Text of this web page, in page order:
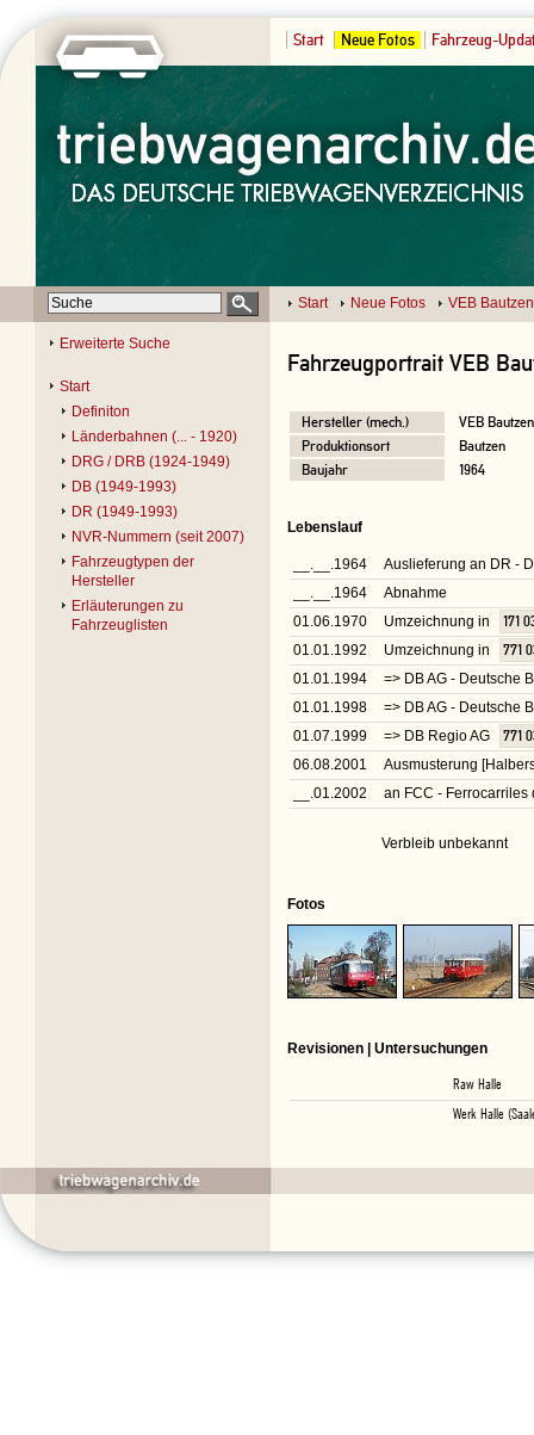
Start Neue Fotos Fahrzeug-
Start Neue Fotos VEB
Erweiterte Suche
Start
Definiton
Länderbahnen (... - 1920)
DRG / DRB (1924-1949)
DB (1949-1993)
DR (1949-1993)
NVR-Nummern (seit 2007)
Fahrzeugtypen der
Hersteller
Erläuterungen zu
Fahrzeuglisten
Fahrzeugportrait VEB
Hersteller (mech.)
VEB Bautzen
Produktionsort
Bautzen
Baujahr
1964
Lebenslauf
__.__.1964
Auslieferung an DR -
__.__.1964
Abnahme
01.06.1970
Umzeichnung in
171
01.01.1992
Umzeichnung in
771
01.01.1994
=> DB AG - Deutsche
01.01.1998
=> DB AG - Deutsche
01.07.1999
=> DB Regio AG
771
06.08.2001
Ausmusterung
__.01.2002
an FCC -
Verbleib unbekannt
Fotos
Revisionen | Untersuchungen
Raw Halle
Werk Halle